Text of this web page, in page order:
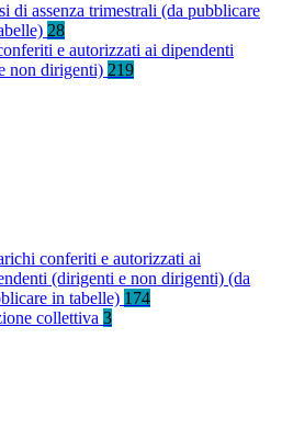
di assenza trimestrali (da pubblicare
28
e autorizzati ai dipendenti
non dirigenti) 219
conferiti e autorizzati ai
(dirigenti e non dirigenti) (da
in tabelle) 174
collettiva 3